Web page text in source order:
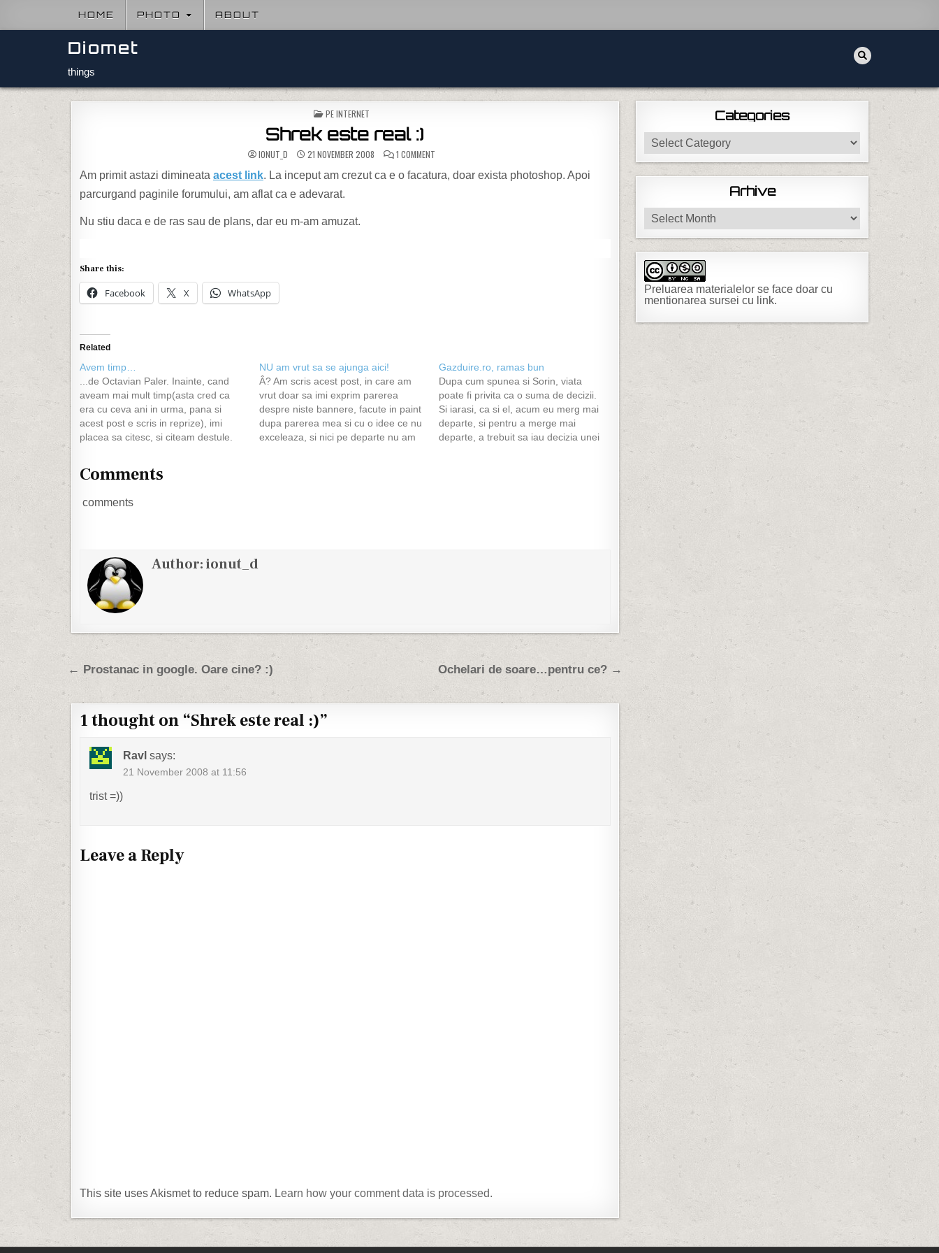
HOME PHOTO ABOUT
Diomet
things
POSTED IN
PE INTERNET
Shrek este real :)
IONUT_D 21 NOVEMBER 2008 1 COMMENTON SHREK ESTE REAL :)
Am primit astazi dimineata acest link. La inceput am crezut ca e o facatura, doar exista photoshop. Apoi
parcurgand paginile forumului, am aflat ca e adevarat.
Nu stiu daca e de ras sau de plans, dar eu m-am amuzat.
Share this:
Facebook X WhatsApp
Related
Avem timp…
...de Octavian Paler. Inainte, cand
aveam mai mult timp(asta cred ca
era cu ceva ani in urma, pana si
acest post e scris in reprize), imi
placea sa citesc, si citeam destule.
un interviu(pe care il voi…
NU am vrut sa se ajunga aici!
Â? Am scris acest post, in care am
vrut doar sa imi exprim parerea
despre niste bannere, facute in paint
dupa parerea mea si cu o idee ce nu
exceleaza, si nici pe departe nu am
Gazduire.ro, ramas bun
Dupa cum spunea si Sorin, viata
poate fi privita ca o suma de decizii.
Si iarasi, ca si el, acum eu merg mai
departe, si pentru a merge mai
departe, a trebuit sa iau decizia unei
Comments
comments
Author:ionut_d
Post navigation Ochelari de soare…pentru ce? →
← Prostanac in google. Oare cine? :)
1 thought on “Shrek este real :)”
Ravl says:
21 November 2008 at 11:56
trist =))
Leave a Reply
This site uses Akismet to reduce spam. Learn how your comment data is processed.
Categories
Categories
Arhive
Arhive
Preluarea materialelor se face doar cu
mentionarea sursei cu link.